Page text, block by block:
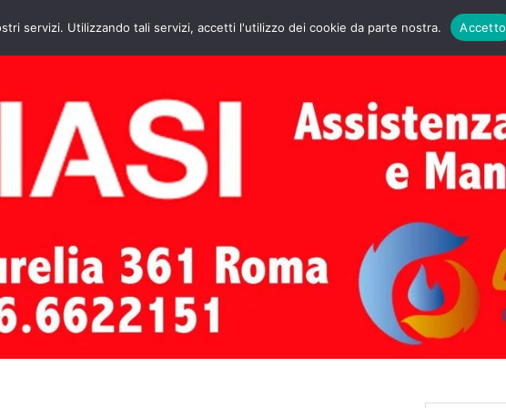
HOME CONTATTI ASSISTENZA CALDAIE BIASI
servizi. Utilizzando tali servizi, accetti l'utilizzo dei cookie da parte nostra. Accetto